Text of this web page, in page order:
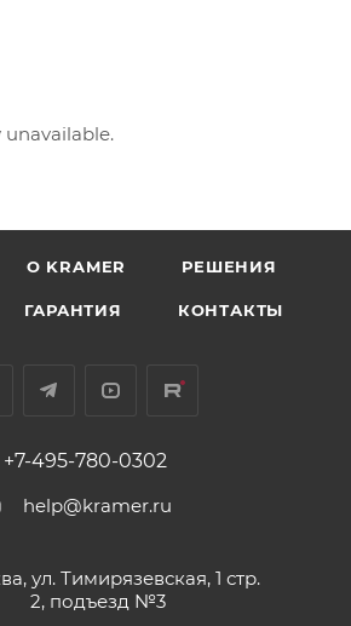
O KRAMER РЕШЕНИЯ
ГАРАНТИЯ КОНТАКТЫ
+7-495-780-0302
help@kramer.ru
ул. Тимирязевская, 1 стр.
2, подъезд №3